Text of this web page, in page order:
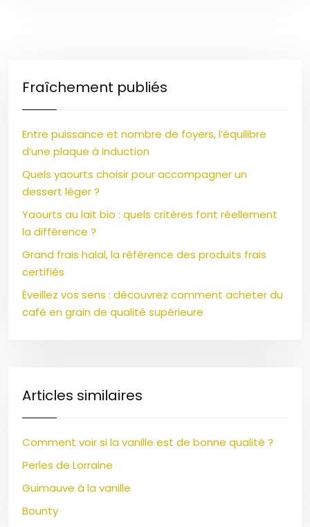
Fraîchement publiés
Entre puissance et nombre de foyers, l’équilibre
d’une plaque à induction
Quels yaourts choisir pour accompagner un
dessert léger ?
Yaourts au lait bio : quels critères font réellement
la différence ?
Grand frais halal, la référence des produits frais
certifiés
Éveillez vos sens : découvrez comment acheter du
café en grain de qualité supérieure
Articles similaires
Comment voir si la vanille est de bonne qualité ?
Perles de Lorraine
Guimauve à la vanille
Bounty